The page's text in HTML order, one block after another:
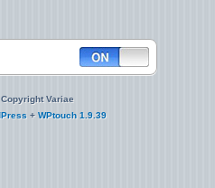
Variae
+ WPtouch 1.9.39